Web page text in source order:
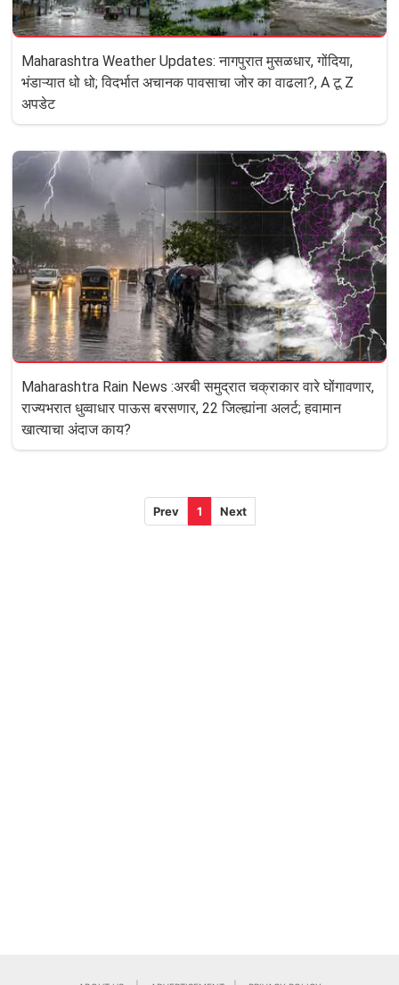
Maharashtra Weather Updates: नागपुरात मुसळधार, गोंदिया,
भंडाऱ्यात धो धो; विदर्भात अचानक पावसाचा जोर का वाढला?, A टू Z
अपडेट
Maharashtra Rain News :अरबी समुद्रात चक्राकार वारे घोंगावणार,
राज्यभरात धुव्वाधार पाऊस बरसणार, 22 जिल्ह्यांना अलर्ट; हवामान
खात्याचा अंदाज काय?
Prev 1 Next